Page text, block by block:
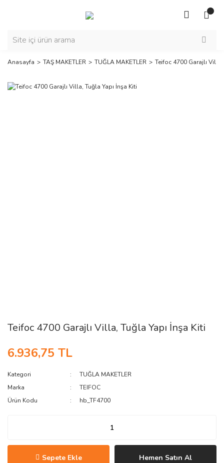
Anasayfa TAŞ MAKETLER TUĞLA MAKETLER Teifoc 4700 Garajlı
Teifoc 4700 Garajlı Villa, Tuğla Yapı İnşa Kiti
6.936,75 TL
Kategori
TUĞLA MAKETLER
Marka
TEIFOC
Ürün Kodu
hb_TF4700
Sepete Ekle Hemen Satın Al